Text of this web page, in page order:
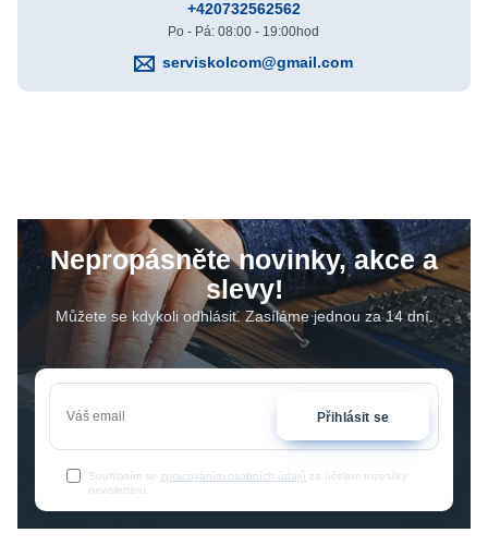
+420732562562
Po - Pá: 08:00 - 19:00hod
serviskolcom@gmail.com
Nepropásněte novinky, akce a
slevy!
Můžete se kdykoli odhlásit. Zasíláme jednou za 14 dní.
Přihlásit se
Souhlasím se zpracováním osobních údajů za účelem rozesílky
newsletteru.